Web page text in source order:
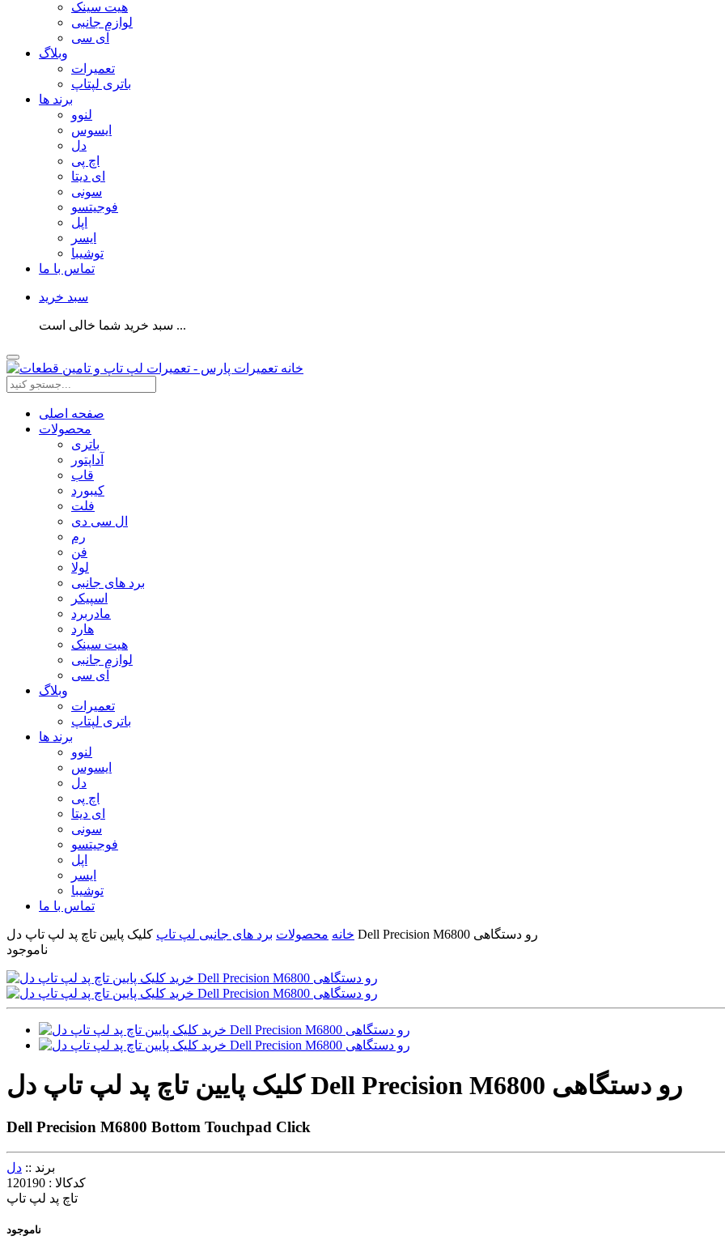
هیت سینک
لوازم جانبی
آی سی
وبلاگ
تعمیرات
باتری لپتاپ
برند ها
لنوو
ایسوس
دل
اچ پی
ای دیتا
سونی
فوجیتسو
اپل
ایسر
توشیبا
تماس با ما
سبد خرید
سبد خرید شما خالی است ...
صفحه اصلی
محصولات
باتری
آداپتور
قاب
کیبورد
فلت
ال سی دی
رم
فن
لولا
برد های جانبی
اسپیکر
مادربرد
هارد
هیت سینک
لوازم جانبی
آی سی
وبلاگ
تعمیرات
باتری لپتاپ
برند ها
لنوو
ایسوس
دل
اچ پی
ای دیتا
سونی
فوجیتسو
اپل
ایسر
توشیبا
تماس با ما
خانه محصولات برد های جانبی لپ تاپ
کلیک پایین تاچ پد لپ تاپ دل Dell Precision M6800 رو دستگاهی
ناموجود
کلیک پایین تاچ پد لپ تاپ دل Dell Precision M6800 رو دستگاهی
Dell Precision M6800 Bottom Touchpad Click
برند :: دل
کدکالا : 120190
تاچ پد لپ تاپ
ناموجود